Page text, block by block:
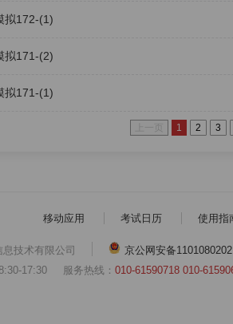
拟172-(1)
拟171-(2)
拟171-(1)
1 2 3
移动应用 考试日历 使用指
息技术有限公司
京公网安备
8:30-17:30 服务热线： 010-61590718 010-